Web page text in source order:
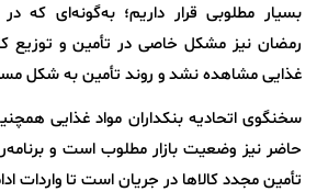
بسیار مطلوبی قرار داریم؛ به‌گونه‌ای که
رمضان نیز مشکل خاصی در تأمین و توزیع
غذایی مشاهده نشد و روند تأمین به شکل
سخنگوی اتحادیه بنکداران مواد غذایی
حاضر نیز وضعیت بازار مطلوب است و
تأمین مجدد کالاها در جریان است تا واردات